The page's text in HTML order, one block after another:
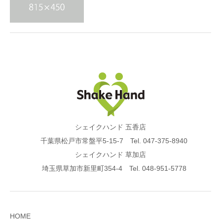
シェイクハンド 五香店
千葉県松戸市常盤平5-15-7 Tel. 047-375-8940
シェイクハンド 草加店
埼玉県草加市新里町354-4 Tel. 048-951-5778
HOME